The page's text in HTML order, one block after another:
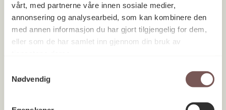
vårt, med partnerne våre innen sosiale medier,
annonsering og analysearbeid, som kan kombinere den
med annen informasjon du har gjort tilgjengelig for dem,
eller som de har samlet inn gjennom din bruk av
Nødvendig
Postadresse
0130 Oslo